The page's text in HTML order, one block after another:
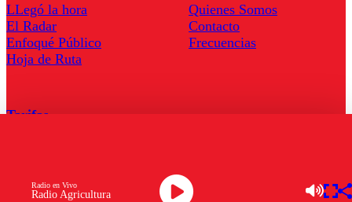
Radio Agricultura
Radio en Vivo
LLegó la hora
El Radar
Enfoqué Público
Hoja de Ruta
Quienes Somos
Contacto
Frecuencias
Tarifas